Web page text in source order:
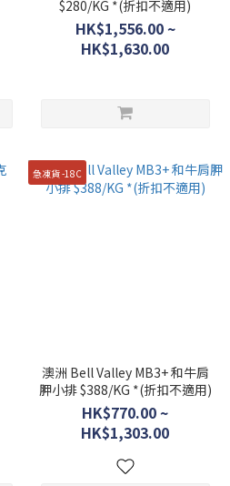
$280/KG *(折扣不適用)
HK$1,556.00 ~
HK$1,630.00
急凍貨 -18C
澳洲 Bell Valley MB3+ 和牛肩
胛小排 $388/KG *(折扣不適用)
HK$770.00 ~
HK$1,303.00